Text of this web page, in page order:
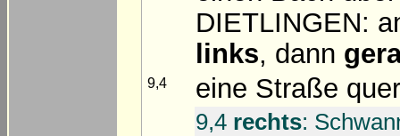
DIETLINGEN:
links, dann
9,4 eine Straße
9,4 rechts: